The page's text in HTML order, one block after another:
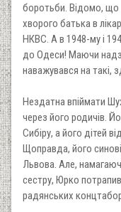
боротьби. Відомо, що
хворого батька в
НКВС. А в 1948-му і
до Одеси! Маючи
наважувався на такі,
Нездатна впіймати
через його родичів.
Сибіру, а його дітей
Щоправда, його
Львова. Але,
сестру, Юрко
радянських